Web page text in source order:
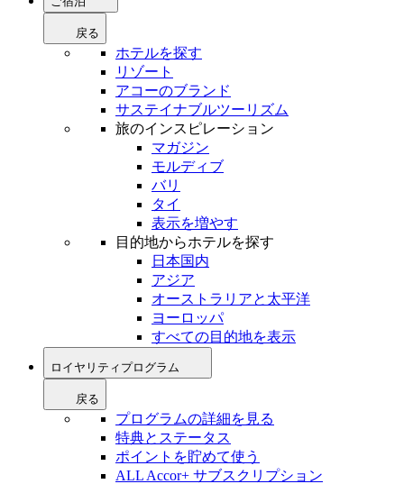
戻る
ホテルを探す
リゾート
アコーのブランド
サステイナブルツーリズム
旅のインスピレーション
マガジン
モルディブ
バリ
タイ
表示を増やす
目的地からホテルを探す
日本国内
アジア
オーストラリアと太平洋
ヨーロッパ
すべての目的地を表示
ロイヤリティプログラム
戻る
プログラムの詳細を見る
特典とステータス
ポイントを貯めて使う
ALL Accor+ サブスクリプション